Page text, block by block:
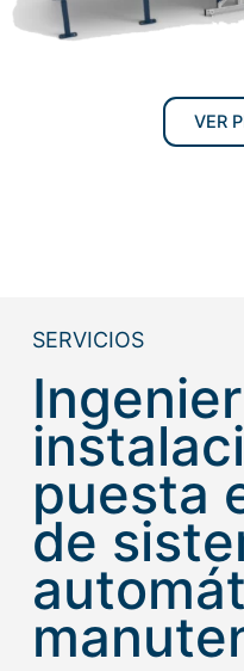
VER
SERVICIOS
puesta
de